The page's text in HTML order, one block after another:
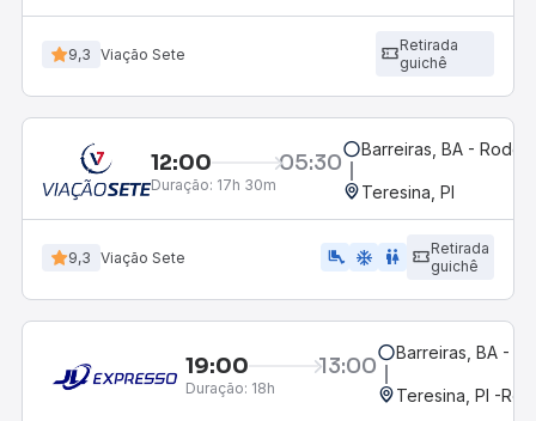
9,3 Viação Sete
Retirada
guichê
12:00 05:30
Duração: 17h 30m
Barreiras, BA -
Teresina, PI
9,3 Viação Sete airline_seat_legroom_extra ac_unit wc
Retirada
guichê
19:00 13:00
Duração: 18h
Barreiras, BA -
Teresina, PI -